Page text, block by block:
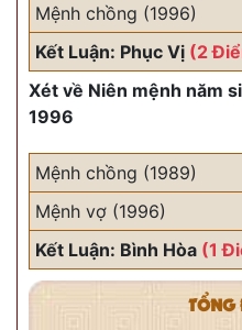
Mệnh chồng (1996)
Kết Luận: Phục Vị (2
Xét về Niên mệnh năm
1996
Mệnh chồng (1989)
Mệnh vợ (1996)
Kết Luận: Bình Hòa (1
TỔNG